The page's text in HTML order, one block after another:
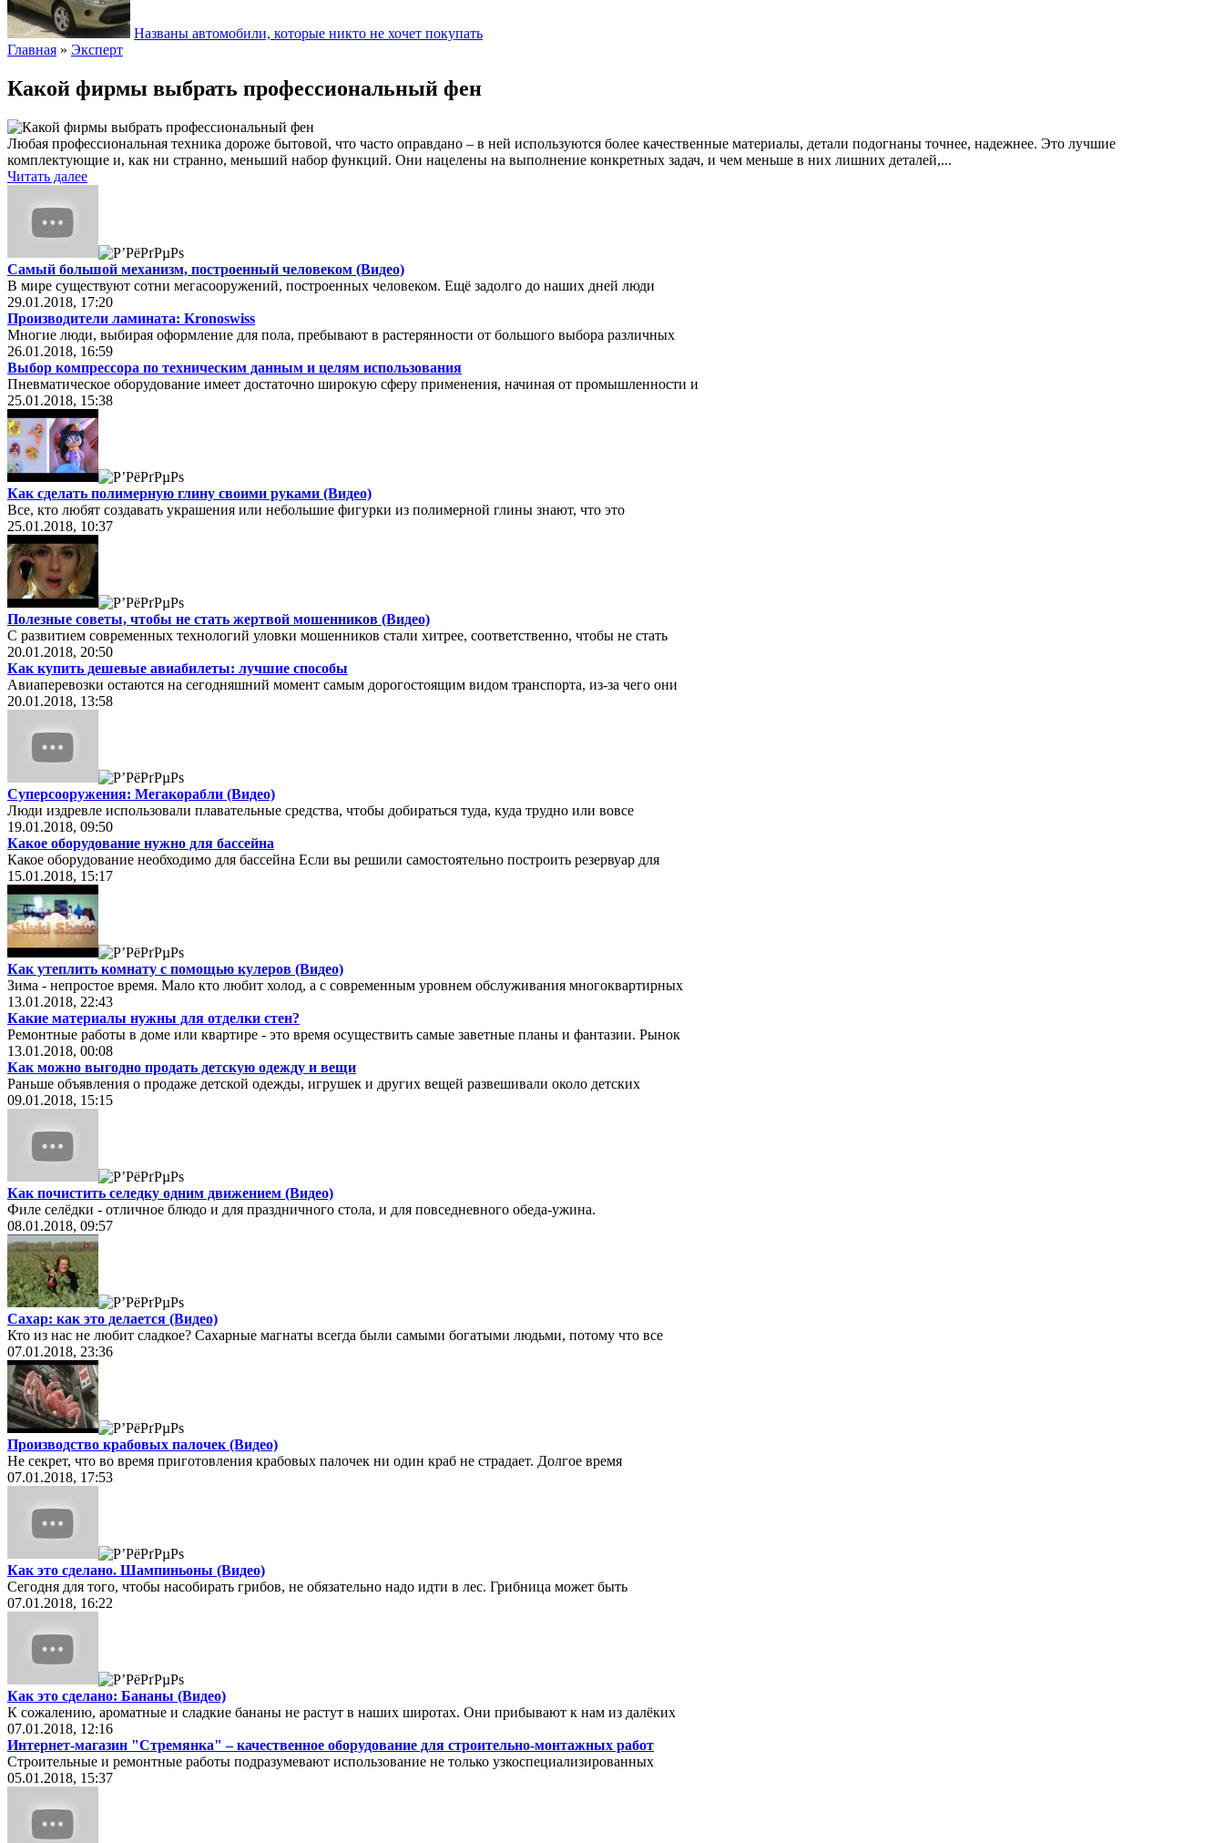
Названы автомобили, которые никто не хочет покупать
Главная » Эксперт
Какой фирмы выбрать профессиональный фен
Любая профессиональная техника дороже бытовой, что часто оправдано – в ней используются более качественные материалы, детали подогнаны точнее, надежнее. Это лучшие
комплектующие и, как ни странно, меньший набор функций. Они нацелены на выполнение конкретных задач, и чем меньше в них лишних деталей,...
Читать далее
Самый большой механизм, построенный человеком (Видео)
В мире существуют сотни мегасооружений, построенных человеком. Ещё задолго до наших дней люди
29.01.2018, 17:20
Производители ламината: Kronoswiss
Многие люди, выбирая оформление для пола, пребывают в растерянности от большого выбора различных
26.01.2018, 16:59
Выбор компрессора по техническим данным и целям использования
Пневматическое оборудование имеет достаточно широкую сферу применения, начиная от промышленности и
25.01.2018, 15:38
Как сделать полимерную глину своими руками (Видео)
Все, кто любят создавать украшения или небольшие фигурки из полимерной глины знают, что это
25.01.2018, 10:37
Полезные советы, чтобы не стать жертвой мошенников (Видео)
С развитием современных технологий уловки мошенников стали хитрее, соответственно, чтобы не стать
20.01.2018, 20:50
Как купить дешевые авиабилеты: лучшие способы
Авиаперевозки остаются на сегодняшний момент самым дорогостоящим видом транспорта, из-за чего они
20.01.2018, 13:58
Суперсооружения: Мегакорабли (Видео)
Люди издревле использовали плавательные средства, чтобы добираться туда, куда трудно или вовсе
19.01.2018, 09:50
Какое оборудование нужно для бассейна
Какое оборудование необходимо для бассейна Если вы решили самостоятельно построить резервуар для
15.01.2018, 15:17
Как утеплить комнату с помощью кулеров (Видео)
Зима - непростое время. Мало кто любит холод, а с современным уровнем обслуживания многоквартирных
13.01.2018, 22:43
Какие материалы нужны для отделки стен?
Ремонтные работы в доме или квартире - это время осуществить самые заветные планы и фантазии. Рынок
13.01.2018, 00:08
Как можно выгодно продать детскую одежду и вещи
Раньше объявления о продаже детской одежды, игрушек и других вещей развешивали около детских
09.01.2018, 15:15
Как почистить селедку одним движением (Видео)
Филе селёдки - отличное блюдо и для праздничного стола, и для повседневного обеда-ужина.
08.01.2018, 09:57
Сахар: как это делается (Видео)
Кто из нас не любит сладкое? Сахарные магнаты всегда были самыми богатыми людьми, потому что все
07.01.2018, 23:36
Производство крабовых палочек (Видео)
Не секрет, что во время приготовления крабовых палочек ни один краб не страдает. Долгое время
07.01.2018, 17:53
Как это сделано. Шампиньоны (Видео)
Сегодня для того, чтобы насобирать грибов, не обязательно надо идти в лес. Грибница может быть
07.01.2018, 16:22
Как это сделано: Бананы (Видео)
К сожалению, ароматные и сладкие бананы не растут в наших широтах. Они прибывают к нам из далёких
07.01.2018, 12:16
Интернет-магазин "Стремянка" – качественное оборудование для строительно-монтажных работ
Строительные и ремонтные работы подразумевают использование не только узкоспециализированных
05.01.2018, 15:37